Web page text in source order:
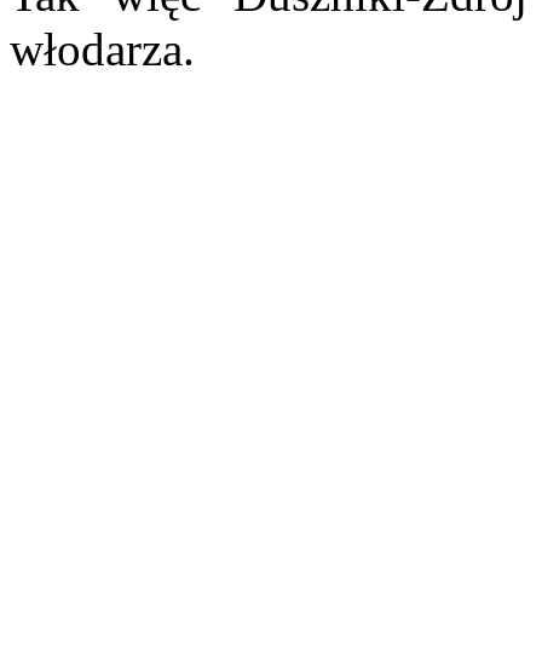
włodarza.